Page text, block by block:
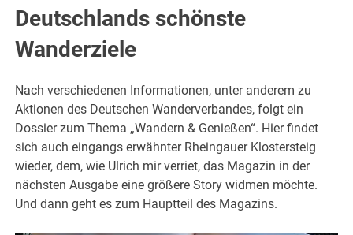
Deutschlands schönste
Wanderziele
Nach verschiedenen Informationen, unter anderem zu
Aktionen des Deutschen Wanderverbandes, folgt ein
Dossier zum Thema „Wandern & Genießen“. Hier findet
sich auch eingangs erwähnter Rheingauer Klostersteig
wieder, dem, wie Ulrich mir verriet, das Magazin in der
nächsten Ausgabe eine größere Story widmen möchte.
Und dann geht es zum Hauptteil des Magazins.